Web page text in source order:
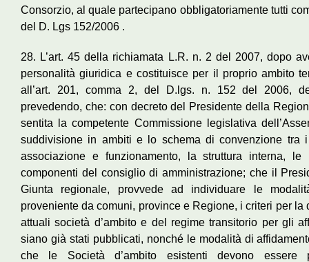
Consorzio, al quale partecipano obbligatoriamente tutti
del D. Lgs 152/2006 .
28. L’art. 45 della richiamata L.R. n. 2 del 2007, dopo
personalità giuridica e costituisce per il proprio ambito
all’art. 201, comma 2, del D.lgs. n. 152 del 2006,
prevedendo, che: con decreto del Presidente della
sentita la competente Commissione legislativa
suddivisione in ambiti e lo schema di convenzione tra
associazione e funzionamento, la struttura interna,
componenti del consiglio di amministrazione; che il
Giunta regionale, provvede ad individuare le
proveniente da comuni, province e Regione, i criteri per
attuali società d’ambito e del regime transitorio per gli
siano già stati pubblicati, nonché le modalità di
che le Società d’ambito esistenti devono